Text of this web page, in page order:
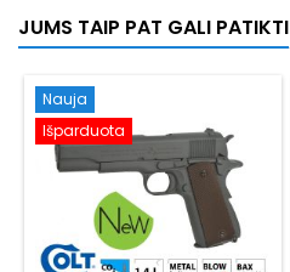
tarnybinis pistoletas, tinkamai
tinkantis didesniems
JUMS TAIP PAT GALI PATIKTI
Nauja
Išparduota